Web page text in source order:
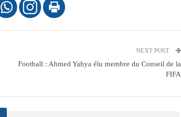
NEXT POST
Football : Ahmed Yahya élu membre du Conseil de la
FIFA